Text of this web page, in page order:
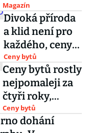
pohádkovém
stylu. Růžový
zámek je znovu
na prodej
Magazín
Divoká příroda
a klid není pro
každého, ceny
nemovitostí
rostou prudce i
na Šumavě
Ceny bytů
Ceny bytů rostly
nejpomaleji za
čtyři roky,
zvyšuje se
zájem o bydlení
Ceny bytů
dohání